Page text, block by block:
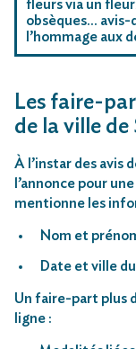
fleurs via un
obsèques… avis-
l’hommage aux
Les faire-
de la ville de
À l’instar des avis
l’annonce pour
mentionne les
Nom et
Date et ville
Un faire-part plus
ligne :